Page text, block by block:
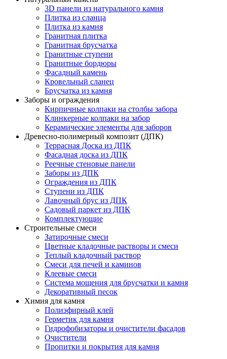
3D панели из натурального камня
Плитка из сланца
Плитка из камня
Гранитная плитка
Гранитная брусчатка
Гранитные ступени
Гранитные бордюры
Фасадный камень
Кровельный сланец
Брусчатка из камня
Заборы и ограждения
Кирпичные колпаки на столбы забора
Клинкерные колпаки на забор
Керамические элементы для заборов
Древесно-полимерный композит (ДПК)
Террасная Доска из ДПК
Фасадная доска из ДПК
Реечные стеновые панели
Заборы из ДПК
Ограждения из ДПК
Ступени из ДПК
Лавочный брус из ДПК
Садовый паркет из ДПК
Комплектующие
Строительные смеси
Затирочные смеси
Цветные кладочные растворы и смеси
Теплый кладочный раствор
Смеси для печей и каминов
Клеевые смеси
Система мощения для брусчатки и камня
Декоративный песок
Химия для камня
Полиэфирный клей
Герметик для камня
Гидрофобизаторы и очистители фасадов
Очистители
Пропитки и покрытия для камня